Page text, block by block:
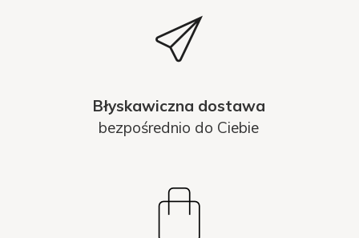
Błyskawiczna dostawa
bezpośrednio do Ciebie